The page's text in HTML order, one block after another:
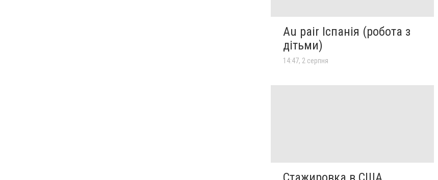
Au pair Іспанія (робота з
дітьми)
14:47, 2 серпня